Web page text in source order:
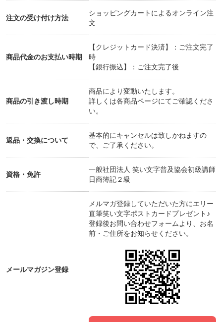
注文の受け付け方法
ショッピングカートによるオンライン注
文
商品代金のお支払い時期
【クレジットカード決済】：ご注文完了
時
【銀行振込】：ご注文完了後
商品の引き渡し時期
商品により変動いたします。
詳しくは各商品ページにてご確認くださ
い。
返品・交換について
基本的にキャンセルは致しかねますの
で、ご了承ください。
資格・免許
一般社団法人 笑い文字普及協会初級講師
日商簿記２級
メールマガジン登録
メルマガ登録していただいた方にエリー
直筆笑い文字ポストカードプレゼント♪
登録後お問い合わせフォームより、お名
前・ご住所をお知らせください。